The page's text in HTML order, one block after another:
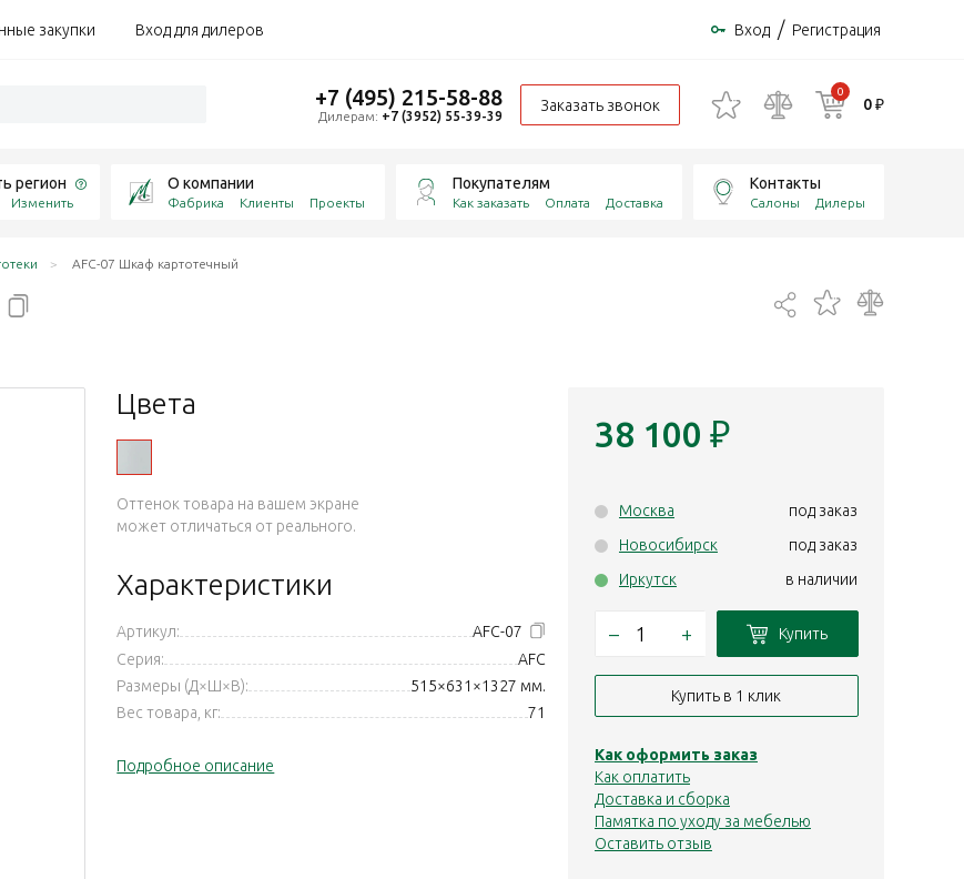
закупки Вход для дилеров Вход / Регистрация
+7 (495) 215-58-88
Дилерам: +7 (3952) 55-39-39
Заказать звонок
0
0 ₽
регион
Изменить
О компании
Фабрика Клиенты Проекты
Покупателям
Как заказать Оплата Доставка
Контакты
Салоны Дилеры
AFC-07 Шкаф картотечный
Цвета
Оттенок товара на вашем экране
может отличаться от реального.
Характеристики
Артикул:
AFC-07
Серия:
AFC
Размеры (Д×Ш×В):
515×631×1327 мм.
Вес товара, кг:
71
Подробное описание
38 100 ₽
Москва
под заказ
Новосибирск
под заказ
Иркутск
в наличии
– + Купить
Купить в 1 клик
Как оформить заказ
Как оплатить
Доставка и сборка
Памятка по уходу за мебелью
Оставить отзыв